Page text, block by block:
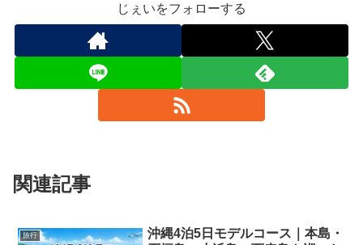
じぇいをフォローする
関連記事
旅行
沖縄4泊5日モデルコース｜本島・